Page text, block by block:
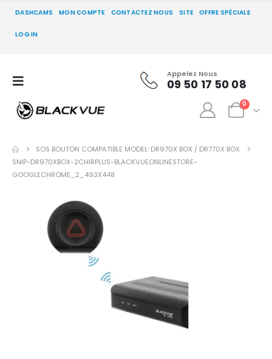
DASHCAMS MON COMPTE CONTACTEZ NOUS SITE OFFRE SPÉCIALE
LOG IN
Appelez Nous
09 50 17 50 08
0
SOS BOUTON COMPATIBLE MODEL: DR970X BOX / DR770X BOX
SNIP-DR970XBOX-2CHIRPLUS-BLACKVUEONLINESTORE-
GOOGLECHROME_2_493X448